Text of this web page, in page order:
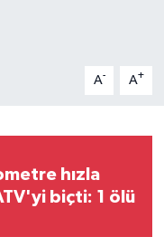
A- A+
hızla
biçti: 1 ölü